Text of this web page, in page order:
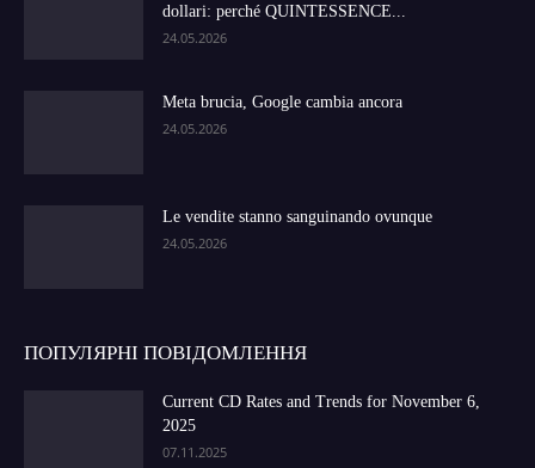
dollari: perché QUINTESSENCE...
24.05.2026
Meta brucia, Google cambia ancora
24.05.2026
Le vendite stanno sanguinando ovunque
24.05.2026
ПОПУЛЯРНІ ПОВІДОМЛЕННЯ
Current CD Rates and Trends for November 6,
2025
07.11.2025